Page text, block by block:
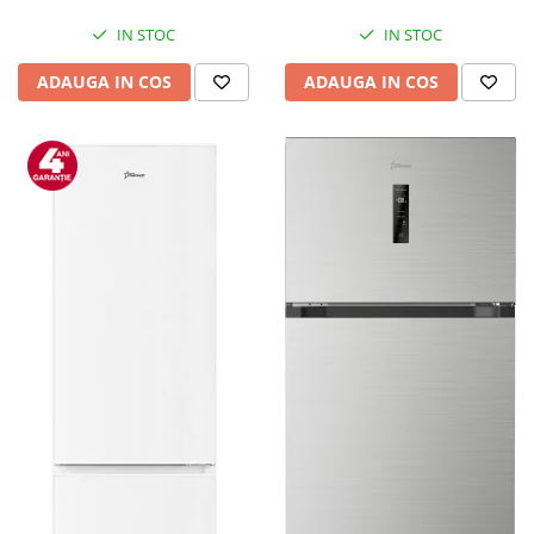
Sisteme audio
Imprimante & Scannere
Monitoare
Playere, Boxe & Casti
Radio cu ceas & portabile
Tabla interactiva
IN STOC
ADAUGA IN COS
IN STOC
ADAUGA IN COS